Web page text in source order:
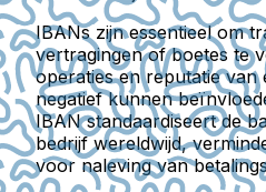
IBANs zijn essentieel om
vertragingen of boetes te
operaties en reputatie van
negatief kunnen
IBAN standaardiseert de
bedrijf wereldwijd,
voor naleving van